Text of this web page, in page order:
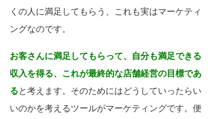
くの人に満足してもらう、これも実はマーケティ
ングなのです。
お客さんに満足してもらって、自分も満足できる
収入を得る、これが最終的な店舗経営の目標であ
る と考えます。そのためにはどうしていったらい
いのかを考えるツールがマーケティングです。便